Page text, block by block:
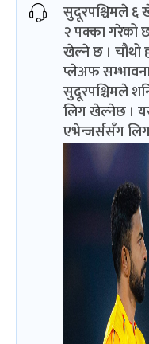
सुदूरपश्चिमले ६
२ पक्का गरेको
खेल्ने छ । चौथो
प्लेअफ
सुदूरपश्चिमले
लिग खेल्नेछ ।
एभेन्जर्ससँग